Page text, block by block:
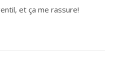
et ça me rassure!